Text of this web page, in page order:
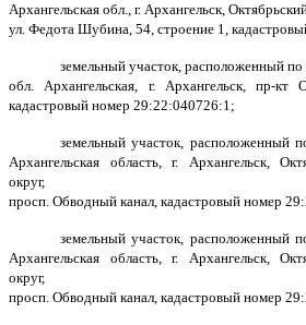
Архангельская обл., г. Архангельск,
ул. Федота Шубина, 54, строение 1,
земельный участок, расположенный
обл. Архангельская, г. Архангельск, пр-
кадастровый номер 29:22:040726:1;
земельный участок, расположенный
Архангельская область, г. Архангельск,
округ,
просп. Обводный канал, кадастровый номер
земельный участок, расположенный
Архангельская область, г. Архангельск,
округ,
просп. Обводный канал, кадастровый номер